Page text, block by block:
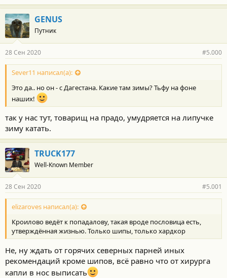
GENUS
Путник
28 Сен 2020 #5.000
Sever11 написал(а):
Это да.. но он - с Дагестана. Какие там зимы? Тьфу на фоне
наших!
так у нас тут, товарищ на прадо, умудряется на липучке
зиму катать.
TRUCK177
Well-Known Member
28 Сен 2020 #5.001
elizaroves написал(а):
Кроилово ведёт к попадалову, такая вроде пословица есть,
утверждённая жизнью. Только шипы, только хардкор
Не, ну ждать от горячих северных парней иных
рекомендаций кроме шипов, всё равно что от хирурга
капли в нос выписать